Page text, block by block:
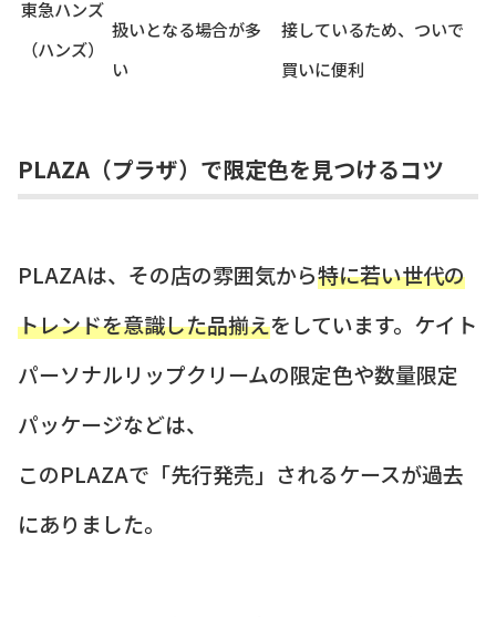
東急ハンズ
（ハンズ）
扱いとなる場合が多
い
接しているため、ついで
買いに便利
PLAZA（プラザ）で限定色を見つけるコツ
PLAZAは、その店の雰囲気から特に若い世代の
トレンドを意識した品揃えをしています。ケイト
パーソナルリップクリームの限定色や数量限定
パッケージなどは、
このPLAZAで「先行発売」されるケースが過去
にありました。